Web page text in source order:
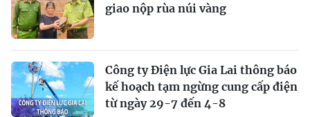
giao nộp rùa núi vàng
Công ty Điện lực Gia Lai thông báo
kế hoạch tạm ngừng cung cấp điện
từ ngày 29-7 đến 4-8